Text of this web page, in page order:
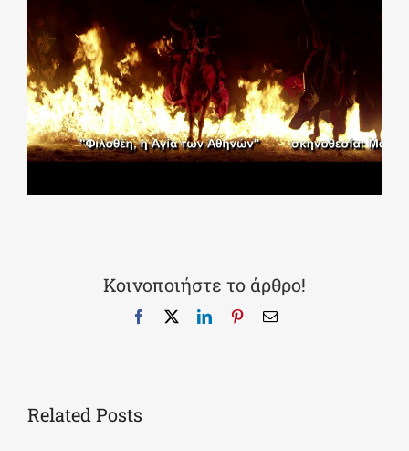
Κοινοποιήστε το άρθρο!
Facebook LinkedInPinterestEmail
Related Posts